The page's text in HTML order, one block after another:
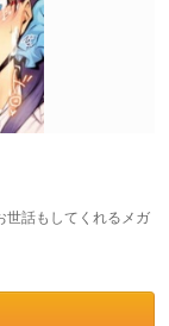
世話もしてくれるメガ